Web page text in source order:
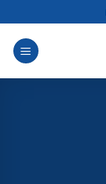
to
content